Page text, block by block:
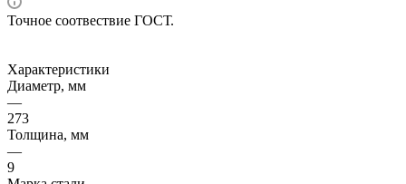
Точное соотвествие ГОСТ.
Характеристики
Диаметр, мм
—
273
Толщина, мм
—
9